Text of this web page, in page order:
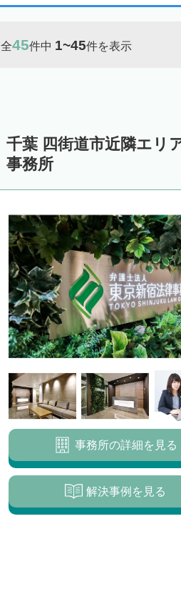
全45件中 1~45件を表示
千葉 四街道市近隣エリ
事務所
事務所の詳細を見る
解決事例を見る